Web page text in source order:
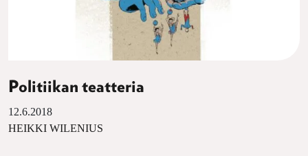
Politiikan teatteria
12.6.2018
HEIKKI WILENIUS